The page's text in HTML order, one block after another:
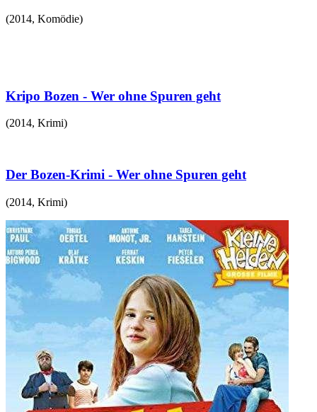
(2014, Komödie)
Kripo Bozen - Wer ohne Spuren geht
(2014, Krimi)
Der Bozen-Krimi - Wer ohne Spuren geht
(2014, Krimi)